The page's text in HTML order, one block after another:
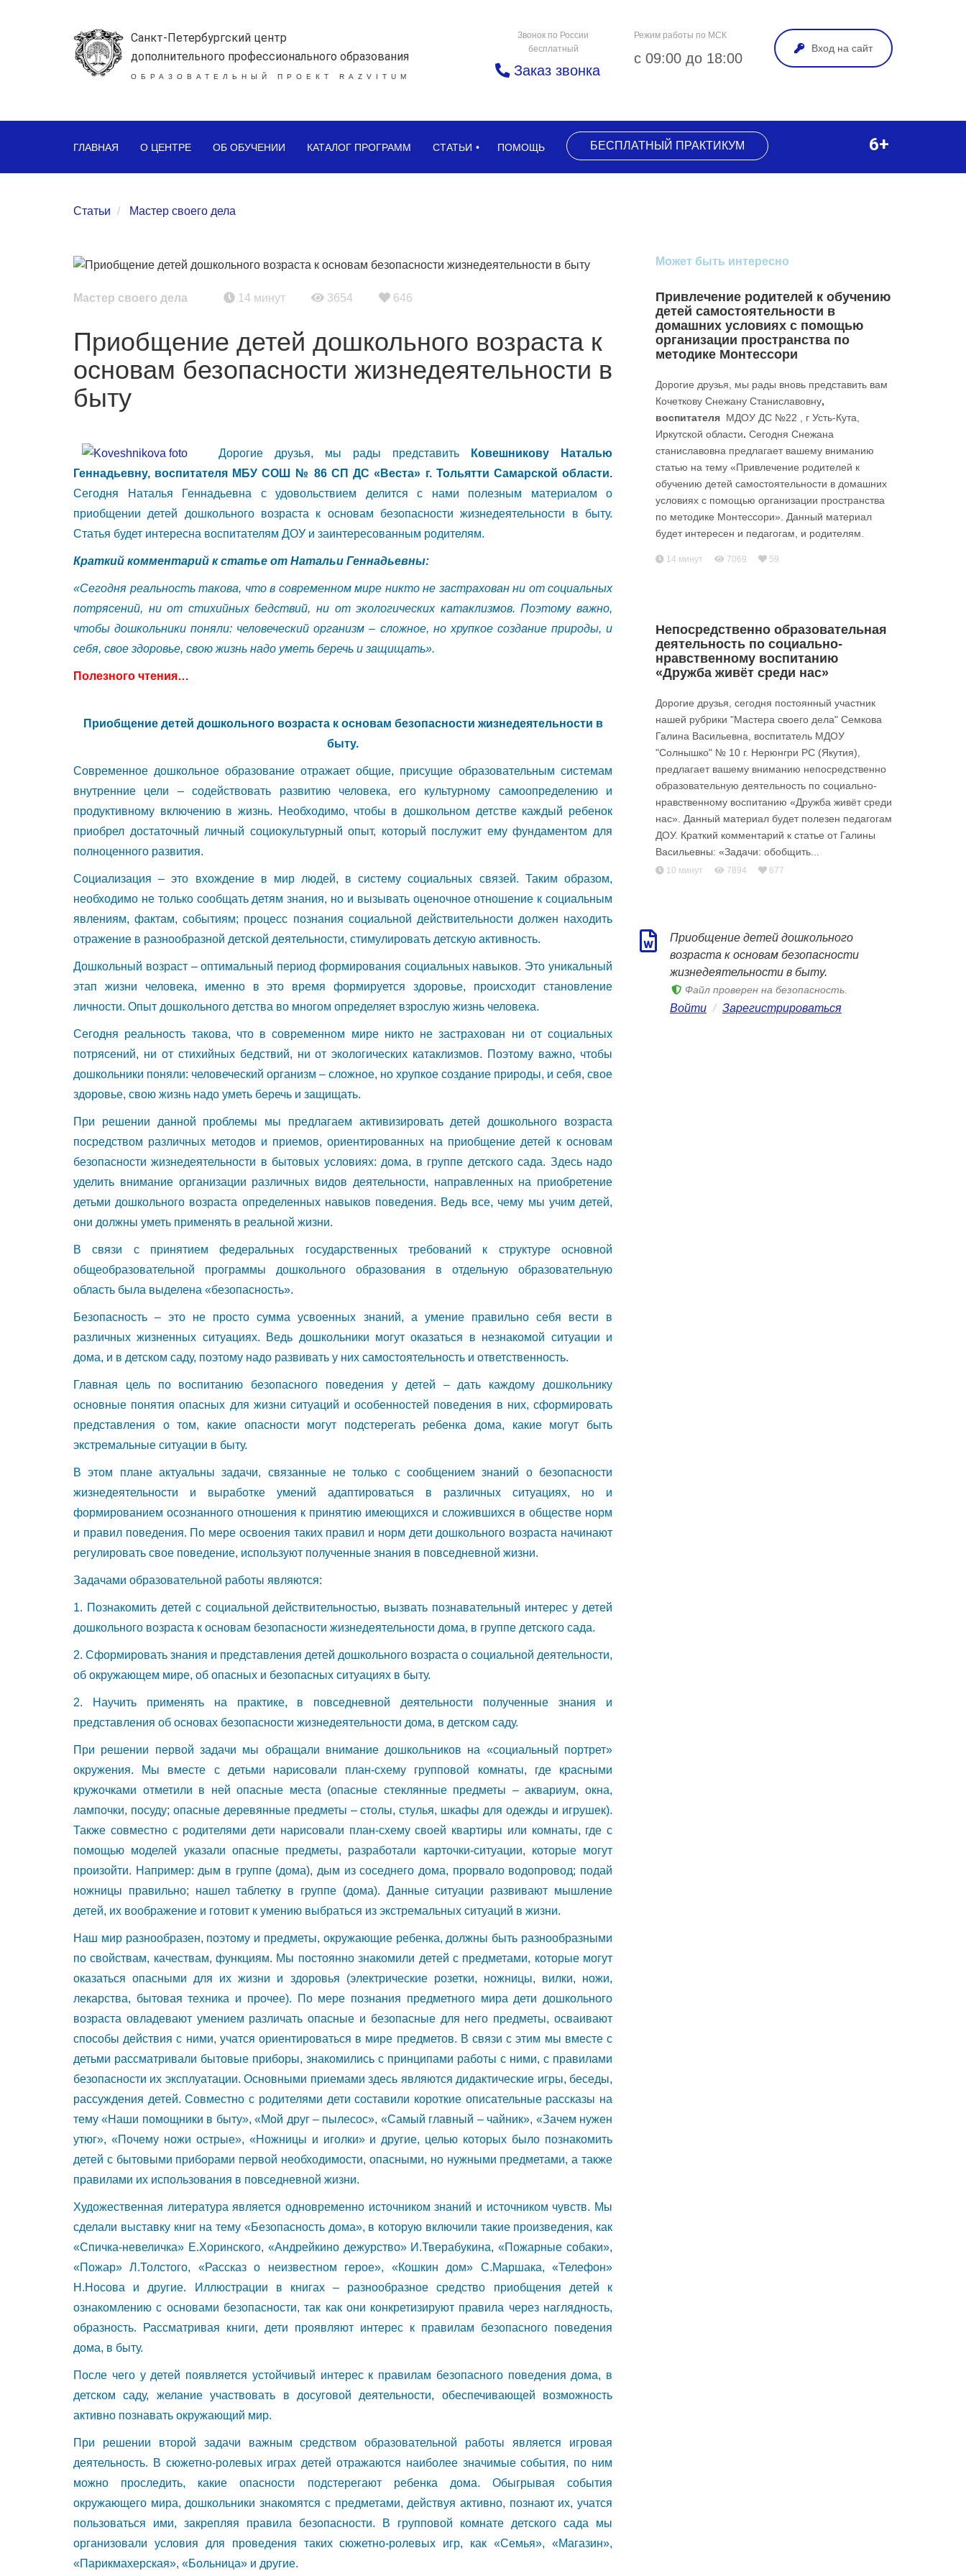
Санкт-Петербургский центр
дополнительного профессионального образования
ОБРАЗОВАТЕЛЬНЫЙ ПРОЕКТ RAZVITUM
Звонок по России
бесплатный
Заказ звонка
Режим работы по МСК
с 09:00 до 18:00
Вход на сайт
ГЛАВНАЯ О ЦЕНТРЕ ОБ ОБУЧЕНИИ КАТАЛОГ ПРОГРАММ СТАТЬИ ПОМОЩЬ БЕСПЛАТНЫЙ ПРАКТИКУМ 6+
Статьи Мастер своего дела
Мастер своего дела 14 минут 3654 646
Приобщение детей дошкольного возраста к
основам безопасности жизнедеятельности в
быту
Дорогие друзья, мы рады представить
Ковешникову Наталью
Геннадьевну, воспитателя МБУ СОШ № 86 СП ДС «Веста» г. Тольятти Самарской области.
Сегодня Наталья Геннадьевна с удовольствием делится с нами полезным материалом о
приобщении детей дошкольного возраста к основам безопасности жизнедеятельности в быту.
Статья будет интересна воспитателям ДОУ и заинтересованным родителям.
Краткий комментарий к статье от Натальи Геннадьевны:
«Сегодня реальность такова, что в современном мире никто не застрахован ни от социальных
потрясений, ни от стихийных бедствий, ни от экологических катаклизмов. Поэтому важно,
чтобы дошкольники поняли: человеческий организм – сложное, но хрупкое создание природы, и
себя, свое здоровье, свою жизнь надо уметь беречь и защищать».
Полезного чтения…
Приобщение детей дошкольного возраста к основам безопасности жизнедеятельности в
быту.
Современное дошкольное образование отражает общие, присущие образовательным системам
внутренние цели – содействовать развитию человека, его культурному самоопределению и
продуктивному включению в жизнь. Необходимо, чтобы в дошкольном детстве каждый ребенок
приобрел достаточный личный социокультурный опыт, который послужит ему фундаментом для
полноценного развития.
Социализация – это вхождение в мир людей, в систему социальных связей. Таким образом,
необходимо не только сообщать детям знания, но и вызывать оценочное отношение к социальным
явлениям, фактам, событиям; процесс познания социальной действительности должен находить
отражение в разнообразной детской деятельности, стимулировать детскую активность.
Дошкольный возраст – оптимальный период формирования социальных навыков. Это уникальный
этап жизни человека, именно в это время формируется здоровье, происходит становление
личности. Опыт дошкольного детства во многом определяет взрослую жизнь человека.
Сегодня реальность такова, что в современном мире никто не застрахован ни от социальных
потрясений, ни от стихийных бедствий, ни от экологических катаклизмов. Поэтому важно, чтобы
дошкольники поняли: человеческий организм – сложное, но хрупкое создание природы, и себя, свое
здоровье, свою жизнь надо уметь беречь и защищать.
При решении данной проблемы мы предлагаем активизировать детей дошкольного возраста
посредством различных методов и приемов, ориентированных на приобщение детей к основам
безопасности жизнедеятельности в бытовых условиях: дома, в группе детского сада. Здесь надо
уделить внимание организации различных видов деятельности, направленных на приобретение
детьми дошкольного возраста определенных навыков поведения. Ведь все, чему мы учим детей,
они должны уметь применять в реальной жизни.
В связи с принятием федеральных государственных требований к структуре основной
общеобразовательной программы дошкольного образования в отдельную образовательную
область была выделена «безопасность».
Безопасность – это не просто сумма усвоенных знаний, а умение правильно себя вести в
различных жизненных ситуациях. Ведь дошкольники могут оказаться в незнакомой ситуации и
дома, и в детском саду, поэтому надо развивать у них самостоятельность и ответственность.
Главная цель по воспитанию безопасного поведения у детей – дать каждому дошкольнику
основные понятия опасных для жизни ситуаций и особенностей поведения в них, сформировать
представления о том, какие опасности могут подстерегать ребенка дома, какие могут быть
экстремальные ситуации в быту.
В этом плане актуальны задачи, связанные не только с сообщением знаний о безопасности
жизнедеятельности и выработке умений адаптироваться в различных ситуациях, но и
формированием осознанного отношения к принятию имеющихся и сложившихся в обществе норм
и правил поведения. По мере освоения таких правил и норм дети дошкольного возраста начинают
регулировать свое поведение, используют полученные знания в повседневной жизни.
Задачами образовательной работы являются:
1. Познакомить детей с социальной действительностью, вызвать познавательный интерес у детей
дошкольного возраста к основам безопасности жизнедеятельности дома, в группе детского сада.
2. Сформировать знания и представления детей дошкольного возраста о социальной деятельности,
об окружающем мире, об опасных и безопасных ситуациях в быту.
2. Научить применять на практике, в повседневной деятельности полученные знания и
представления об основах безопасности жизнедеятельности дома, в детском саду.
При решении первой задачи мы обращали внимание дошкольников на «социальный портрет»
окружения. Мы вместе с детьми нарисовали план-схему групповой комнаты, где красными
кружочками отметили в ней опасные места (опасные стеклянные предметы – аквариум, окна,
лампочки, посуду; опасные деревянные предметы – столы, стулья, шкафы для одежды и игрушек).
Также совместно с родителями дети нарисовали план-схему своей квартиры или комнаты, где с
помощью моделей указали опасные предметы, разработали карточки-ситуации, которые могут
произойти. Например: дым в группе (дома), дым из соседнего дома, прорвало водопровод; подай
ножницы правильно; нашел таблетку в группе (дома). Данные ситуации развивают мышление
детей, их воображение и готовит к умению выбраться из экстремальных ситуаций в жизни.
Наш мир разнообразен, поэтому и предметы, окружающие ребенка, должны быть разнообразными
по свойствам, качествам, функциям. Мы постоянно знакомили детей с предметами, которые могут
оказаться опасными для их жизни и здоровья (электрические розетки, ножницы, вилки, ножи,
лекарства, бытовая техника и прочее). По мере познания предметного мира дети дошкольного
возраста овладевают умением различать опасные и безопасные для него предметы, осваивают
способы действия с ними, учатся ориентироваться в мире предметов. В связи с этим мы вместе с
детьми рассматривали бытовые приборы, знакомились с принципами работы с ними, с правилами
безопасности их эксплуатации. Основными приемами здесь являются дидактические игры, беседы,
рассуждения детей. Совместно с родителями дети составили короткие описательные рассказы на
тему «Наши помощники в быту», «Мой друг – пылесос», «Самый главный – чайник», «Зачем нужен
утюг», «Почему ножи острые», «Ножницы и иголки» и другие, целью которых было познакомить
детей с бытовыми приборами первой необходимости, опасными, но нужными предметами, а также
правилами их использования в повседневной жизни.
Художественная литература является одновременно источником знаний и источником чувств. Мы
сделали выставку книг на тему «Безопасность дома», в которую включили такие произведения, как
«Спичка-невеличка» Е.Хоринского, «Андрейкино дежурство» И.Тверабукина, «Пожарные собаки»,
«Пожар» Л.Толстого, «Рассказ о неизвестном герое», «Кошкин дом» С.Маршака, «Телефон»
Н.Носова и другие. Иллюстрации в книгах – разнообразное средство приобщения детей к
ознакомлению с основами безопасности, так как они конкретизируют правила через наглядность,
образность. Рассматривая книги, дети проявляют интерес к правилам безопасного поведения
дома, в быту.
После чего у детей появляется устойчивый интерес к правилам безопасного поведения дома, в
детском саду, желание участвовать в досуговой деятельности, обеспечивающей возможность
активно познавать окружающий мир.
При решении второй задачи важным средством образовательной работы является игровая
деятельность. В сюжетно-ролевых играх детей отражаются наиболее значимые события, по ним
можно проследить, какие опасности подстерегают ребенка дома. Обыгрывая события
окружающего мира, дошкольники знакомятся с предметами, действуя активно, познают их, учатся
пользоваться ими, закрепляя правила безопасности. В групповой комнате детского сада мы
организовали условия для проведения таких сюжетно-ролевых игр, как «Семья», «Магазин»,
«Парикмахерская», «Больница» и другие.
Может быть интересно
Привлечение родителей к обучению
детей самостоятельности в
домашних условиях с помощью
организации пространства по
методике Монтессори
Дорогие друзья, мы рады вновь представить вам
Кочеткову Снежану Станиславовну,
воспитателя МДОУ ДС №22 , г Усть-Кута,
Иркутской области. Сегодня Снежана
станиславовна предлагает вашему вниманию
статью на тему «Привлечение родителей к
обучению детей самостоятельности в домашних
условиях с помощью организации пространства
по методике Монтессори». Данный материал
будет интересен и педагогам, и родителям.
14 минут 7069 59
Непосредственно образовательная
деятельность по социально-
нравственному воспитанию
«Дружба живёт среди нас»
Дорогие друзья, сегодня постоянный участник
нашей рубрики "Мастера своего дела" Семкова
Галина Васильевна, воспитатель МДОУ
"Солнышко" № 10 г. Нерюнгри РС (Якутия),
предлагает вашему вниманию непосредственно
образовательную деятельность по социально-
нравственному воспитанию «Дружба живёт среди
нас». Данный материал будет полезен педагогам
ДОУ. Краткий комментарий к статье от Галины
Васильевны: «Задачи: обобщить...
10 минут 7894 677
Приобщение детей дошкольного
возраста к основам безопасности
жизнедеятельности в быту.
Файл проверен на безопасность.
Войти / Зарегистрироваться